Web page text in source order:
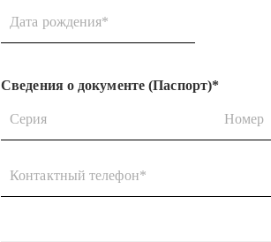
Дата рождения*
Сведения о документе (Паспорт)*
Серия Номер
Контактный телефон*